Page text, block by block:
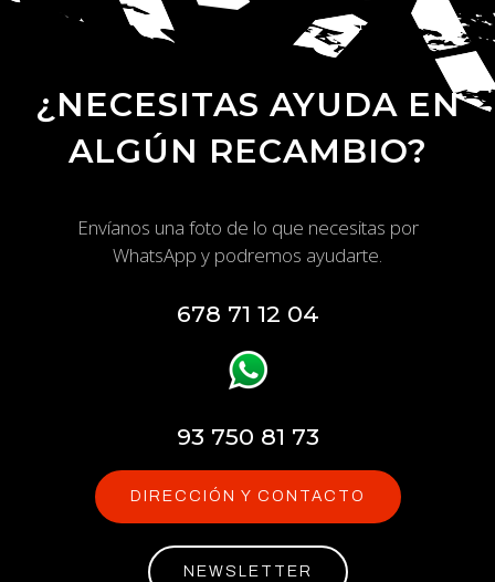
¿NECESITAS AYUDA EN
ALGÚN RECAMBIO?
Envíanos una foto de lo que necesitas por
WhatsApp y podremos ayudarte.
678 71 12 04
93 750 81 73
DIRECCIÓN Y CONTACTO
NEWSLETTER